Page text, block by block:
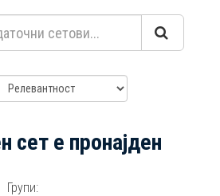
сет е пронајден
Групи: